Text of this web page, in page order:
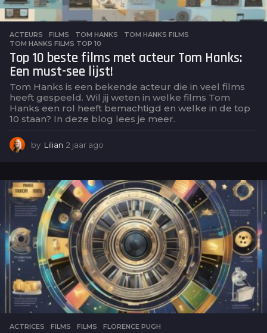
ACTEURS ,FILMS TOM HANKS ,TOM HANKS FILMS
TOM HANKS FILMS TOP 10
Top 10 beste films met acteur Tom Hanks:
Een must-see lijst!
Tom Hanks is een bekende acteur die in veel films
heeft gespeeld. Wil jij weten in welke films Tom
Hanks een rol heeft bemachtigd en welke in de top
10 staan? In deze blog lees je meer.
by Lilian 2 jaar ago
a
r
a
g
o
ACTRICES ,FILMS FILMS ,FLORENCE PUGH